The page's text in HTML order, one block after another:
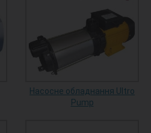
Насосне обладнання Ultro
Pump